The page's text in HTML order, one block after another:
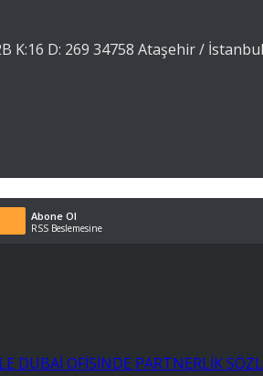
K:16 D: 269 34758 Ataşehir / İstanbul
Abone Ol
RSS Beslemesine
DUBAİ OFİSİNDE PARTNERLİK